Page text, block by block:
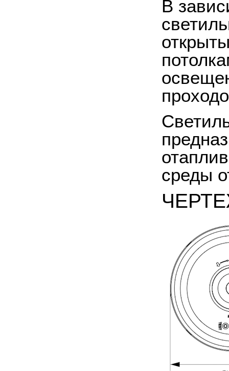
В
среды